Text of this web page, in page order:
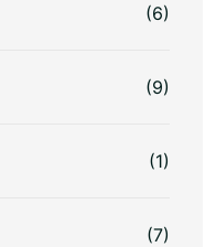
(6)
(9)
(1)
(7)